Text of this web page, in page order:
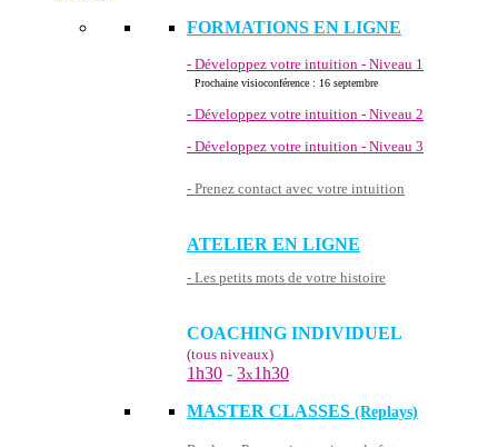
FORMATIONS EN LIGNE
- Développez votre intuition - Niveau 1
Prochaine visioconférence : 16 septembre
- Développez votre intuition - Niveau 2
- Développez votre intuition - Niveau 3
- Prenez contact avec votre intuition
ATELIER EN LIGNE
- Les petits mots de votre histoire
COACHING INDIVIDUEL
(tous niveaux)
1h30 - 3x1h30
MASTER CLASSES (Replays)